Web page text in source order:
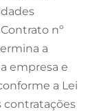
nº
a
empresa e
a Lei
contratações